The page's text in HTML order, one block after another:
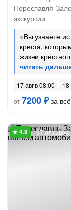
Переславля-
экскурсии
«Вы узнаете
креста,
жизни
17 авг в 08:00
18
от7200 ₽за
137 отзывов